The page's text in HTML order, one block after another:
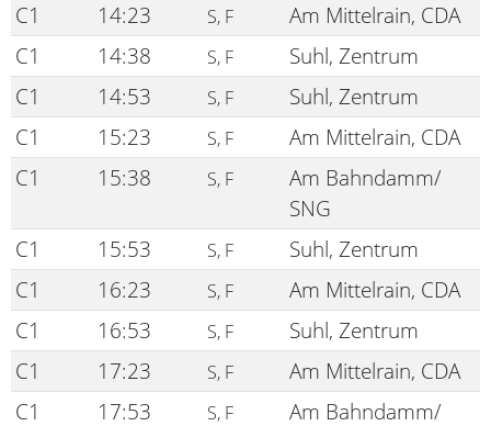
C1
14:23 S, F
Am Mittelrain, CDA
C1
14:38 S, F
Suhl, Zentrum
C1
14:53 S, F
Suhl, Zentrum
C1
15:23 S, F
Am Mittelrain, CDA
C1
15:38 S, F
Am Bahndamm/
SNG
C1
15:53 S, F
Suhl, Zentrum
C1
16:23 S, F
Am Mittelrain, CDA
C1
16:53 S, F
Suhl, Zentrum
C1
17:23 S, F
Am Mittelrain, CDA
C1
17:53 S, F
Am Bahndamm/